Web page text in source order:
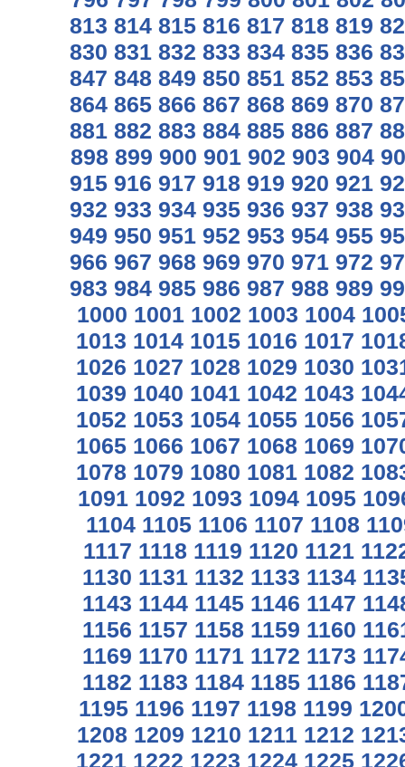
813 814 815 816 817 818 819
830 831 832 833 834 835 836
847 848 849 850 851 852 853
864 865 866 867 868 869 870
881 882 883 884 885 886 887
898 899 900 901 902 903 904
915 916 917 918 919 920 921
932 933 934 935 936 937 938
949 950 951 952 953 954 955
966 967 968 969 970 971 972
983 984 985 986 987 988 989
1000 1001 1002 1003 1004
1013 1014 1015 1016 1017
1026 1027 1028 1029 1030
1039 1040 1041 1042 1043
1052 1053 1054 1055 1056
1065 1066 1067 1068 1069
1078 1079 1080 1081 1082
1091 1092 1093 1094 1095
1104 1105 1106 1107 1108
1117 1118 1119 1120 1121
1130 1131 1132 1133 1134
1143 1144 1145 1146 1147
1156 1157 1158 1159 1160
1169 1170 1171 1172 1173
1182 1183 1184 1185 1186
1195 1196 1197 1198 1199
1208 1209 1210 1211 1212
1221 1222 1223 1224 1225